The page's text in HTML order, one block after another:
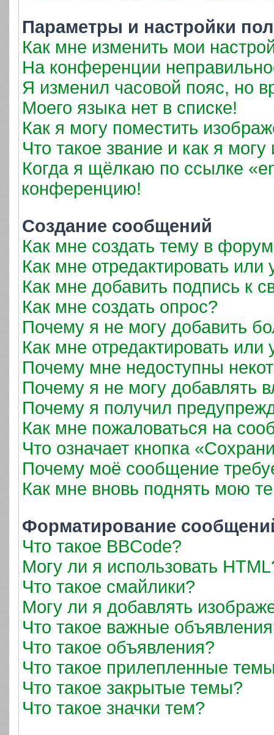
Параметры и настройки
Как мне изменить мои
На конференции
Я изменил часовой пояс, но
Моего языка нет в списке!
Как я могу поместить
Что такое звание и как я могу
Когда я щёлкаю по ссылке
конференцию!
Создание сообщений
Как мне создать тему в
Как мне отредактировать
Как мне добавить подпись к
Как мне создать опрос?
Почему я не могу добавить
Как мне отредактировать или
Почему мне недоступны
Почему я не могу добавлять
Почему я получил
Как мне пожаловаться на
Что означает кнопка
Почему моё сообщение
Как мне вновь поднять мою
Форматирование
Что такое BBCode?
Могу ли я использовать
Что такое смайлики?
Могу ли я добавлять
Что такое важные
Что такое объявления?
Что такое прилепленные
Что такое закрытые темы?
Что такое значки тем?